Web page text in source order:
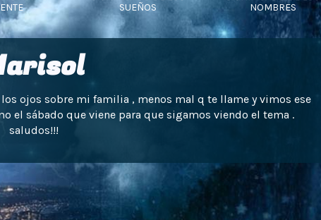
SUEÑOS
NOMBRES
ojos sobre mi familia , menos mal q te llame y vimos ese
el sábado que viene para que sigamos viendo el tema .
saludos!!!